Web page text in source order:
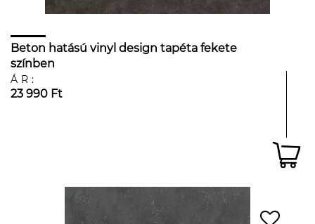
Beton hatású vinyl design tapéta fekete
színben
ÁR:
23 990 Ft